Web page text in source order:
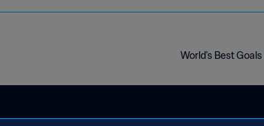
World's Best